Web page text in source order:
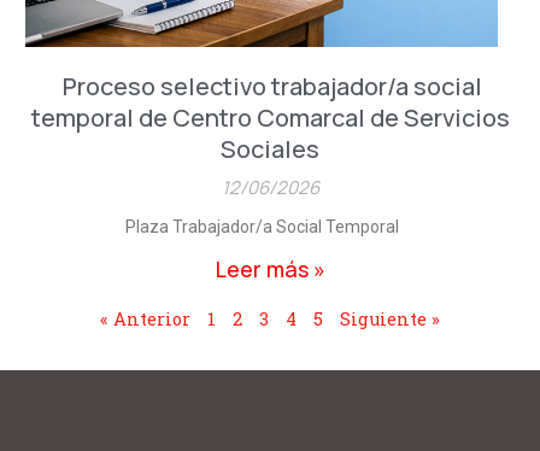
Proceso selectivo trabajador/a social
temporal de Centro Comarcal de Servicios
Sociales
12/06/2026
Plaza Trabajador/a Social Temporal
Leer más »
« Anterior 1 2 3 4 5 Siguiente »